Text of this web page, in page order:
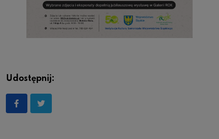
Udostępnij: